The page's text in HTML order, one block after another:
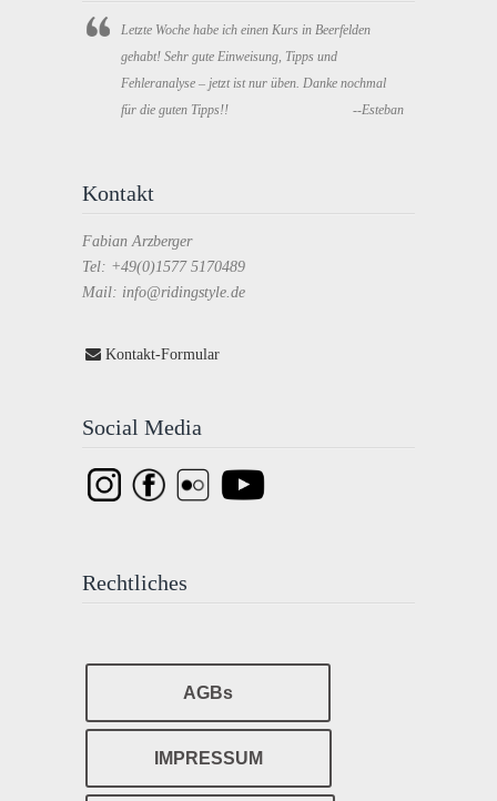
Letzte Woche habe ich einen Kurs in Beerfelden
gehabt! Sehr gute Einweisung, Tipps und
Fehleranalyse – jetzt ist nur üben. Danke nochmal
für die guten Tipps!!
--Esteban
Kontakt
Fabian Arzberger
Tel: +49(0)1577 5170489
Mail: info@ridingstyle.de
Kontakt-Formular
Social Media
Rechtliches
AGBs
IMPRESSUM